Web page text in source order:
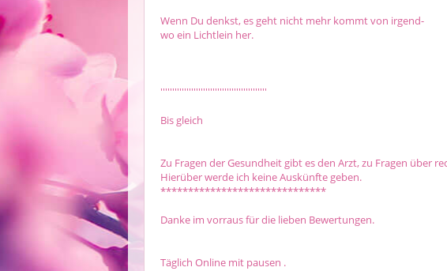
Wenn Du denkst, es geht nicht mehr kommt von irgend-
wo ein Lichtlein her.
'''''''''''''''''''''''''''''''''''''''''''''
Bis gleich
Zu Fragen der Gesundheit gibt es den Arzt, zu Fragen über
Hierüber werde ich keine Auskünfte geben.
******************************
Danke im vorraus für die lieben Bewertungen.
Täglich Online mit pausen .